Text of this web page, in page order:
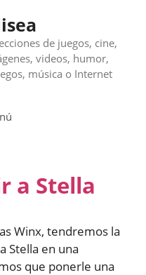
de juegos, cine,
videos, humor,
música o Internet
a Stella
Winx, tendremos la
Stella en una
que ponerle una